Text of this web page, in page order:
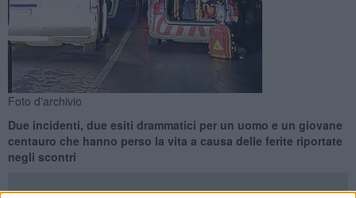
Foto d'archivio
Due incidenti, due esiti drammatici per un uomo e un giovane
centauro che hanno perso la vita a causa delle ferite riportate
negli scontri